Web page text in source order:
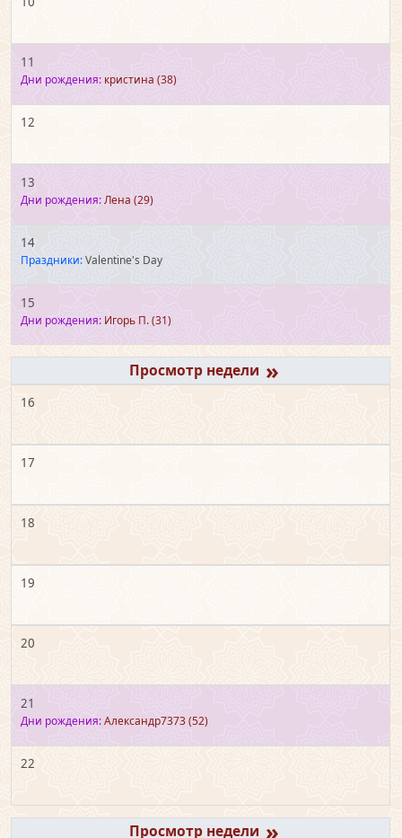
11
Дни рождения: кристина (38)
12
13
Дни рождения:Лена (29)
14
Праздники:Valentine's Day
15
Дни рождения: Игорь П.(31)
»
16
17
18
19
20
21
Дни рождения:Александр7373(52)
22
»